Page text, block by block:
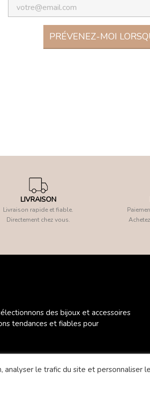
PRÉVENEZ-MOI
LIVRAISON
Livraison rapide et fiable.
Directement chez vous.
des bijoux et accessoires
tendances et fiables pour
le trafic du site et personnaliser